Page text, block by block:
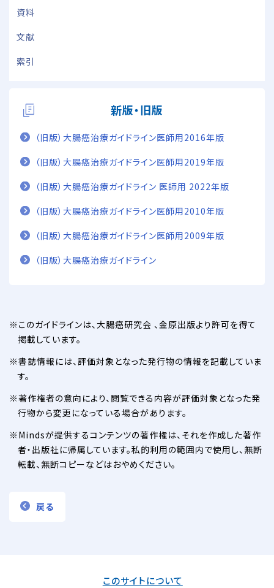
資料
文献
索引
新版・旧版
（旧版）大腸癌治療ガイドライン医師用2016年版
（旧版）大腸癌治療ガイドライン医師用2019年版
（旧版）大腸癌治療ガイドライン 医師用 2022年版
（旧版）大腸癌治療ガイドライン医師用2010年版
（旧版）大腸癌治療ガイドライン医師用2009年版
（旧版）大腸癌治療ガイドライン
このガイドラインは、大腸癌研究会 、金原出版より許可を得て
掲載しています。
書誌情報には、評価対象となった発行物の情報を記載していま
す。
著作権者の意向により、閲覧できる内容が評価対象となった発
行物から変更になっている場合があります。
Mindsが提供するコンテンツの著作権は、それを作成した著作
者・出版社に帰属しています。私的利用の範囲内で使用し、無断
転載、無断コピーなどはおやめください。
戻る
このサイトについて